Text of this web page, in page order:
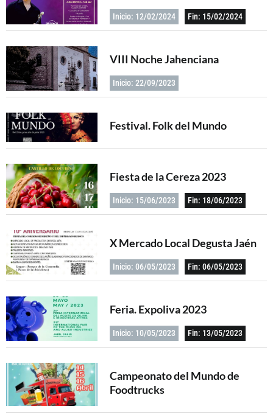
Inicio: 12/02/2024 Fin: 15/02/2024
VIII Noche Jahenciana
Inicio: 22/09/2023
Festival. Folk del Mundo
Fiesta de la Cereza 2023
Inicio: 15/06/2023 Fin: 18/06/2023
X Mercado Local Degusta Jaén
Inicio: 06/05/2023 Fin: 06/05/2023
Feria. Expoliva 2023
Inicio: 10/05/2023 Fin: 13/05/2023
Campeonato del Mundo de
Foodtrucks